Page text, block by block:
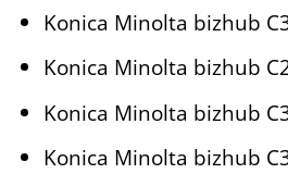
Konica Minolta bizhub
Konica Minolta bizhub
Konica Minolta bizhub
Konica Minolta bizhub